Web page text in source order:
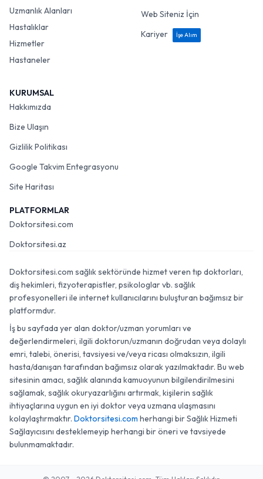
Uzmanlık Alanları
Hastalıklar
Hizmetler
Hastaneler
Web Siteniz İçin
Kariyer
İşe Alım
KURUMSAL
Hakkımızda
Bize Ulaşın
Gizlilik Politikası
Google Takvim Entegrasyonu
Site Haritası
PLATFORMLAR
Doktorsitesi.com
Doktorsitesi.az
Doktorsitesi.com sağlık sektöründe hizmet veren tıp doktorları,
diş hekimleri, fizyoterapistler, psikologlar vb. sağlık
profesyonelleri ile internet kullanıcılarını buluşturan bağımsız bir
platformdur.
İş bu sayfada yer alan doktor/uzman yorumları ve
değerlendirmeleri, ilgili doktorun/uzmanın doğrudan veya dolaylı
emri, talebi, önerisi, tavsiyesi ve/veya ricası olmaksızın, ilgili
hasta/danışan tarafından bağımsız olarak yazılmaktadır. Bu web
sitesinin amacı, sağlık alanında kamuoyunun bilgilendirilmesini
sağlamak, sağlık okuryazarlığını artırmak, kişilerin sağlık
ihtiyaçlarına uygun en iyi doktor veya uzmana ulaşmasını
kolaylaştırmaktır. Doktorsitesi.com herhangi bir Sağlık Hizmeti
Sağlayıcısını desteklemeyip herhangi bir öneri ve tavsiyede
bulunmamaktadır.